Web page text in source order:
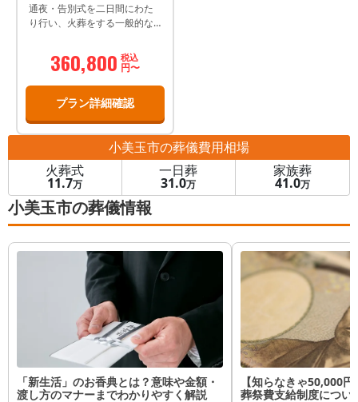
通夜・告別式を二日間にわた
り行い、火葬をする一般的な
360,800 税込
円〜
プラン詳細確認
小美玉市の葬儀費用相場
火葬式
11.7万
一日葬
31.0万
家族葬
41.0万
小美玉市の葬儀情報
「新生活」のお香典とは？意味や金額・
渡し方のマナーまでわかりやすく解説
【知らなきゃ50,000
葬祭費支給制度につい